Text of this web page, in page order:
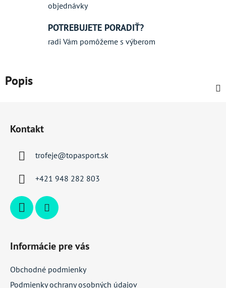
objednávky
POTREBUJETE PORADIŤ?
radi Vám pomôžeme s výberom
Popis
Kontakt
trofeje@topasport.sk
+421 948 282 803
Informácie pre vás
Obchodné podmienky
Podmienky ochrany osobných údajov